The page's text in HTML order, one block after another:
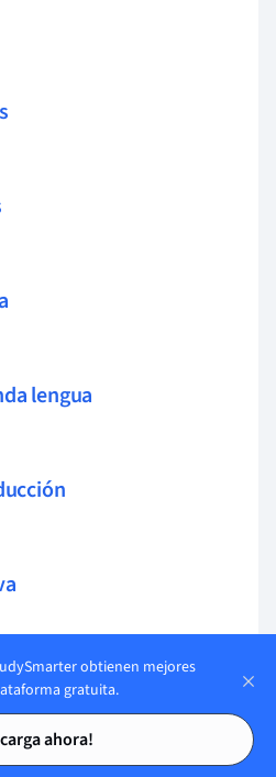
de estudio
de estudio
lengua
12
obtienen mejores
gratuita.
ahora!